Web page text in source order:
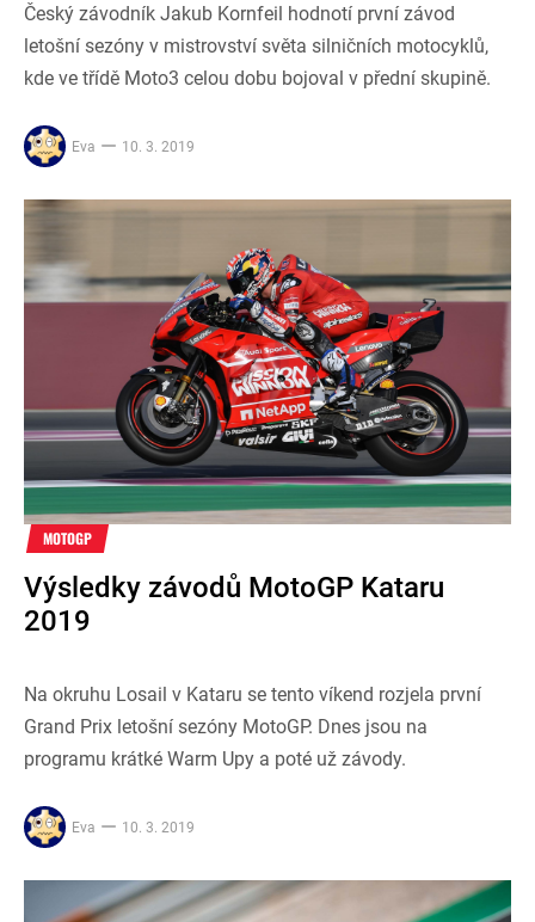
Český závodník Jakub Kornfeil hodnotí první závod
letošní sezóny v mistrovství světa silničních motocyklů,
kde ve třídě Moto3 celou dobu bojoval v přední skupině.
Eva 10. 3. 2019
MOTOGP
Výsledky závodů MotoGP Kataru
2019
Na okruhu Losail v Kataru se tento víkend rozjela první
Grand Prix letošní sezóny MotoGP. Dnes jsou na
programu krátké Warm Upy a poté už závody.
Eva 10. 3. 2019